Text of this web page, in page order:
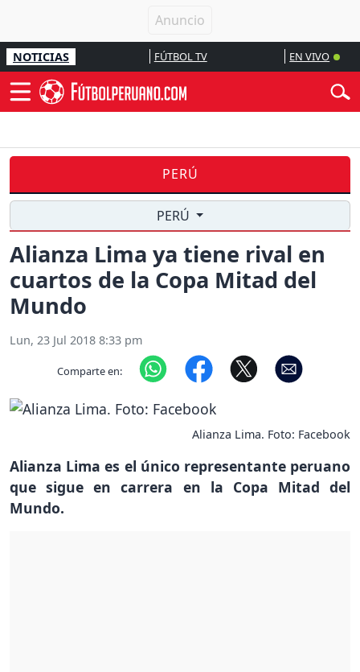
NOTICIAS FÚTBOL TV EN VIVO
PERÚ
PERÚ
Alianza Lima ya tiene rival en
cuartos de la Copa Mitad del
Mundo
Lun, 23 Jul 2018 8:33 pm
Comparte en:
Alianza Lima. Foto: Facebook
Alianza Lima es el único representante peruano
que sigue en carrera en la Copa Mitad del
Mundo.